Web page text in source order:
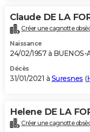
Claude DE LA
Créer une cagnotte
Naissance
24/02/1957 à BUENOS-
Décès
31/01/2021 à Suresnes (
Helene DE LA
Créer une cagnotte